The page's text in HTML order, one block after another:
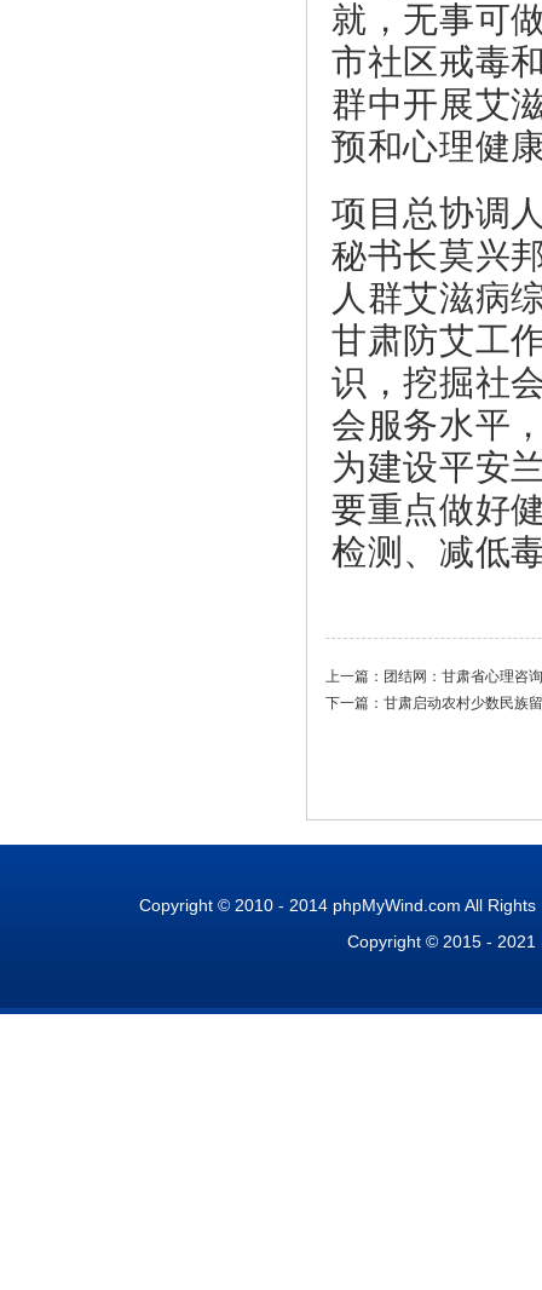
就，无事可
市社区戒毒
群中开展艾
预和心理健
项目总协调
秘书长莫兴
人群艾滋病
甘肃防艾工
识，挖掘社
会服务水平
为建设平安
要重点做好
检测、减低
上一篇： 团结网：甘肃省心理咨
下一篇： 甘肃启动农村少数民族
Copyright © 2010 - 2014 phpMyWind.com All
Copyright © 2015 - 2021